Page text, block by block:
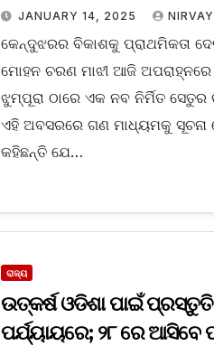
JANUARY 14, 2025 NIRVAY
କେନ୍ଦୁଝରର ବିକାଶକୁ ପ୍ରାଥମିକତା
ମୋହନ ଚରଣ ମାଝୀ ଆଜି
ଝୁମ୍ପୂରା ଠାରେ ଏକ ନବ ନିର୍ମିତ
ଏହି ଅବସରରେ ଗଣ ମାଧ୍ୟମକୁ ସୂଚନା
କହିଛନ୍ତି ଯେ…
ରାଜ୍ୟ
ଉତ୍କର୍ଷ ଓଡିଶା ପାଇଁ
ପର୍ଯ୍ୟାୟରେ; ୨୮ ରେ ଆସିବେ